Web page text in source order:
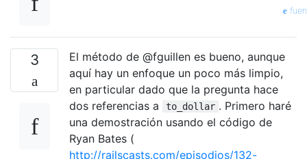
3
El método de @fguillen es bueno, aunque
aquí hay un enfoque un poco más limpio,
en particular dado que la pregunta hace
dos referencias a
to_dollar . Primero haré
una demostración usando el código de
Ryan Bates (
http://railscasts.com/episodios/132-